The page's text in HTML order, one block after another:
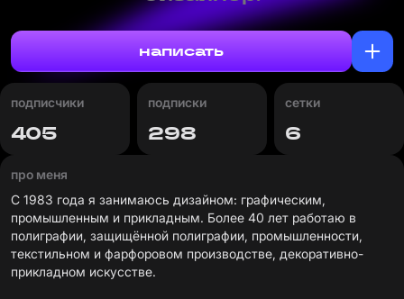
написать
подписчики
405
подписки
298
сетки
6
про меня
С 1983 года я занимаюсь дизайном: графическим,
промышленным и прикладным. Более 40 лет работаю в
полиграфии, защищённой полиграфии, промышленности,
текстильном и фарфоровом производстве, декоративно-
прикладном искусстве.